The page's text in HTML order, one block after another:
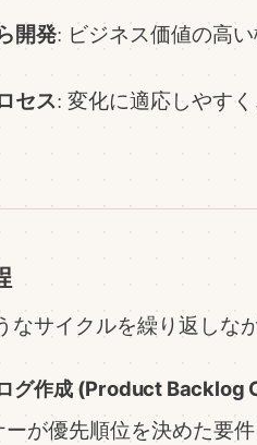
開発: ビジネス価値の高
セス: 変化に適応しやす
サイクルを繰り返しな
グ作成 (Product Backlog
が優先順位を決めた要件